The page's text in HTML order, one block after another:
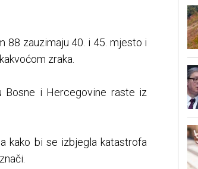
88 zauzimaju 40. i 45. mjesto i
zraka.
Bosne i Hercegovine raste iz
kako bi se izbjegla katastrofa